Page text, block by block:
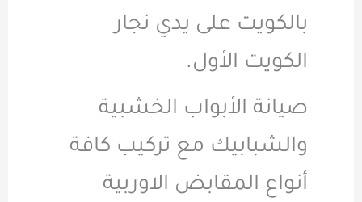
بالكويت على يدي نجار
الكويت الأول.
صيانة الأبواب الخشبية
والشبابيك مع تركيب كافة
أنواع المقابض الاوربية